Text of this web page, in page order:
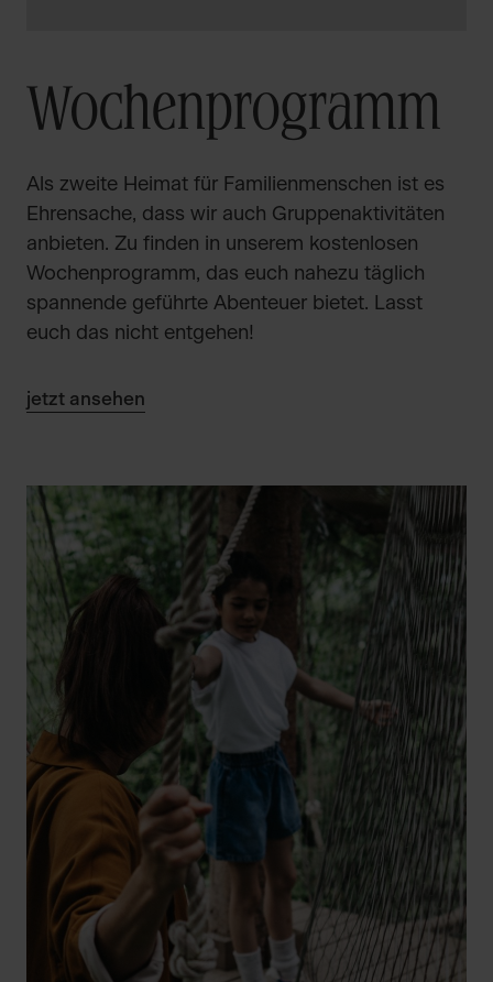
Wochenprogramm
Als zweite Heimat für Familienmenschen ist es
Ehrensache, dass wir auch Gruppenaktivitäten
anbieten. Zu finden in unserem kostenlosen
Wochenprogramm, das euch nahezu täglich
spannende geführte Abenteuer bietet. Lasst
euch das nicht entgehen!
jetzt ansehen